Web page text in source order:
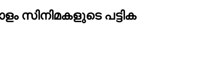
സിനിമകളുടെ പട്ടിക